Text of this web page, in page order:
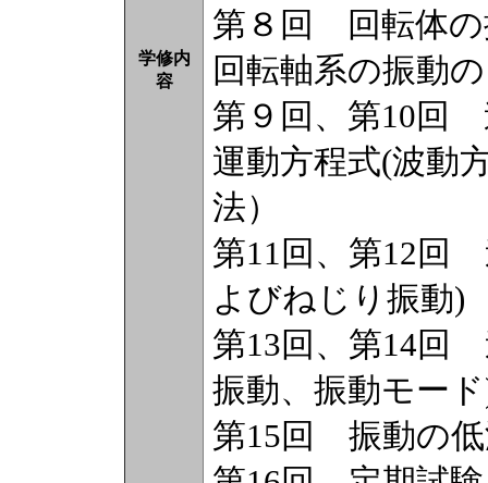
学修内
容
第８回 回転体の
回転軸系の振動
第９回、第10回
運動方程式(波動
法）
第11回、第12回
よびねじり振動)
第13回、第14回
振動、振動モー
第15回 振動の低